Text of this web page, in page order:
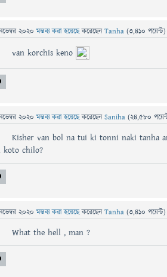
2020 মন্তব্য করা হয়েছেকরেছেনTanha (3,410 পয়েন্ট)
van korchis keno
2020 মন্তব্য করা হয়েছেকরেছেনSaniha (24,580
Kisher van bol na tui ki tonni naki tanha
chilo?
2020 মন্তব্য করা হয়েছেকরেছেনTanha (3,410 পয়েন্ট)
What the hell , man ?